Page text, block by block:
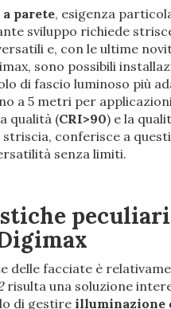
parete, esigenza
sviluppo richiede
e, con le ultime
sono possibili
di fascio luminoso più
a 5 metri per applicazioni
qualità (CRI>90) e la
conferisce a questi
senza limiti.
delle facciate è
risulta una soluzione
di gestire illuminazione